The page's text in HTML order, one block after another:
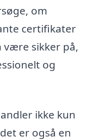
om
certifikater
være sikker på,
og
ikke kun
er også en